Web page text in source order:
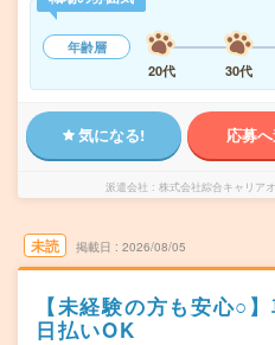
年齢層
20代
30代
気になる! 応募
派遣会社 株式会社綜合キャリア
未読 掲載日 2026/08/05
【未経験の方も安心○
日払いOK